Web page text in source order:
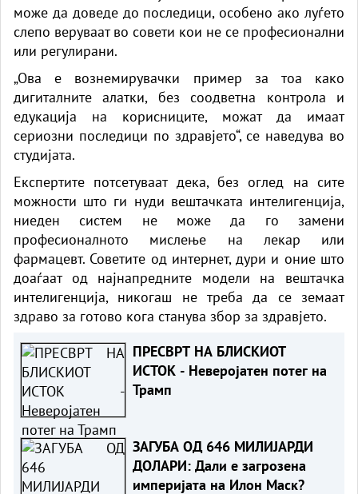
може да доведе до последици, особено ако луѓето
слепо веруваат во совети кои не се професионални
или регулирани.
„Ова е вознемирувачки пример за тоа како
дигиталните алатки, без соодветна контрола и
едукација на корисниците, можат да имаат
сериозни последици по здравјето“, се наведува во
студијата.
Експертите потсетуваат дека, без оглед на сите
можности што ги нуди вештачката интелигенција,
ниеден систем не може да го замени
професионалното мислење на лекар или
фармацевт. Советите од интернет, дури и оние што
доаѓаат од најнапредните модели на вештачка
интелигенција, никогаш не треба да се земаат
здраво за готово кога станува збор за здравјето.
ПРЕСВРТ НА БЛИСКИОТ
ИСТОК - Неверојатен потег на
Трамп
ЗАГУБА ОД 646 МИЛИЈАРДИ
ДОЛАРИ: Дали е загрозена
империјата на Илон Маск?